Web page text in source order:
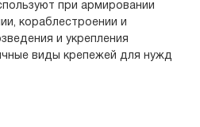
при армировании
кораблестроении и
и укрепления
виды крепежей для нужд